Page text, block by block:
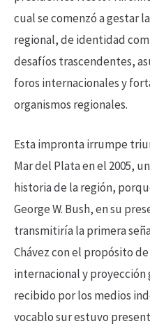
cual se comenzó a gestar
regional, de identidad
desafíos trascendentes,
foros internacionales y
organismos regionales.
Esta impronta irrumpe
Mar del Plata en el 2005,
historia de la región,
George W. Bush, en su
transmitiría la primera
Chávez con el propósito
internacional y
recibido por los medios
vocablo sur estuvo